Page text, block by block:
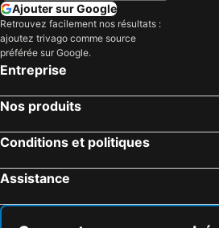
Ajouter sur Google
Retrouvez facilement nos résultats :
ajoutez trivago comme source
préférée sur Google.
Entreprise
Nos produits
Conditions et politiques
Assistance